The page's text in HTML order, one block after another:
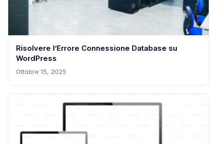
Risolvere l’Errore Connessione Database su
WordPress
Ottobre 15, 2025